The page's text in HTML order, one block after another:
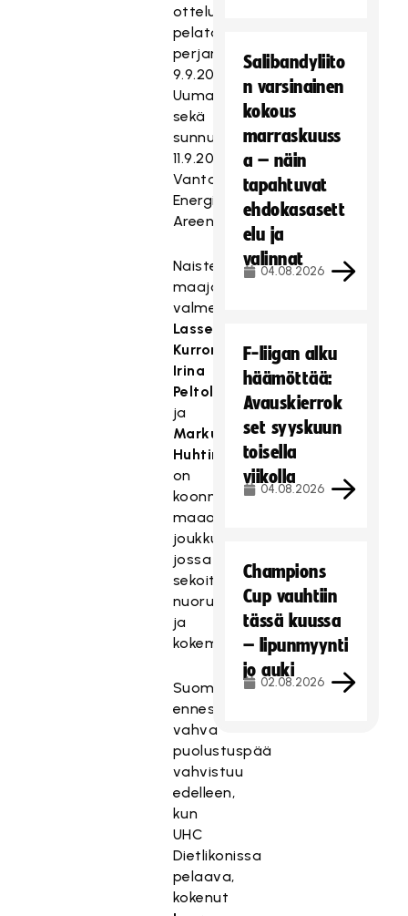
ottelut
pelataan
perjantaina
9.9.2016
Uumajassa
sekä
sunnuntaina
11.9.2016
Vantaan
Energia
Areenalla.
Naisten
maajoukkueen
valmennustiimi
Lasse
Kurronen
Irina
Peltola
ja
Markus
Huhtimo
on
koonnut
maaottelutapahtumaan
joukkueen,
jossa
sekoittuvat
nuoruus
ja
kokemus.
Suomen
ennestäänkin
vahva
puolustuspää
vahvistuu
edelleen,
kun
UHC
Dietlikonissa
pelaava,
kokenut
Salibandyliito
n varsinainen
kokous
marraskuuss
a – näin
tapahtuvat
ehdokasasett
elu ja
valinnat
04.08.2026
F-liigan alku
häämöttää:
Avauskierrok
set syyskuun
toisella
viikolla
04.08.2026
Champions
Cup vauhtiin
tässä kuussa
– lipunmyynti
jo auki
02.08.2026